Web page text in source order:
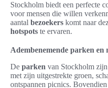
Stockholm biedt een perfecte
voor mensen die willen
aantal bezoekers komt naar
hotspots te ervaren.
Adembenemende parken en
De parken van Stockholm
met zijn uitgestrekte groen,
ontspannen picnics.